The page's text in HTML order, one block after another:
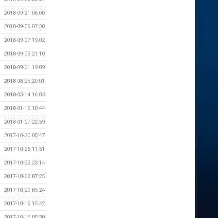
2018-09-21 06:00
2018-09-09 07:30
2018-09-07 19:02
2018-09-03 21:10
2018-09-01 19:09
2018-08-26 20:01
2018-03-14 16:03
2018-01-16 10:44
2018-01-07 22:59
2017-10-30 05:47
2017-10-25 11:51
2017-10-22 23:14
2017-10-22 07:25
2017-10-20 05:24
2017-10-16 15:42